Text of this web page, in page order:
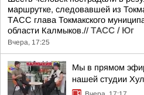
маршрутке, следовавшей из
ТАСС глава Токмакского
области Калмыков.// ТАСС / Юг
Вчера, 17:25
Мы в прямом
нашей студии